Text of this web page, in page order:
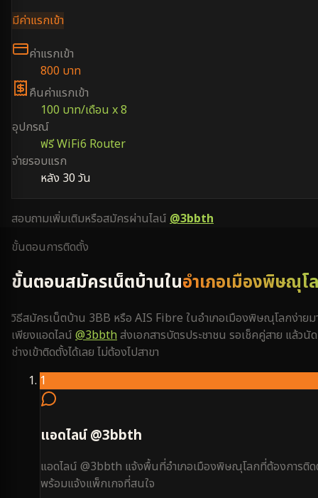
มีค่าแรกเข้า
ค่าแรกเข้า
800 บาท
คืนค่าแรกเข้า
100 บาท/เดือน x 8
อุปกรณ์
ฟรี WiFi6 Router
จ่ายรอบแรก
หลัง 30 วัน
สอบถามเพิ่มเติมหรือสมัครผ่านไลน์ @3bbth
ขั้นตอนการติดตั้ง
ขั้นตอนสมัครเน็ตบ้านในอำเภอเมืองพิษณุโ
วิธีสมัครเน็ตบ้าน 3BB หรือ AIS Fibre ในอำเภอเมืองพิษณุโลกง่าย
เพียงแอดไลน์ @3bbthส่งเอกสารบัตรประชาชน รอเช็คคู่สาย แล้วนัด
ช่างเข้าติดตั้งได้เลย ไม่ต้องไปสาขา
1
แอดไลน์ @3bbth
แอดไลน์ @3bbth แจ้งพื้นที่อำเภอเมืองพิษณุโลกที่ต้องการติ
พร้อมแจ้งแพ็กเกจที่สนใจ